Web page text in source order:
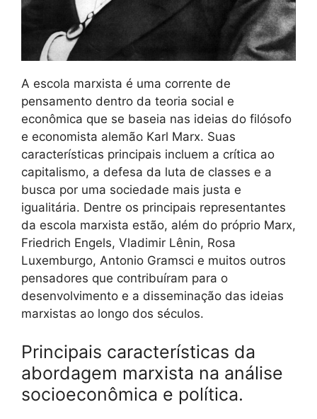
A escola marxista é uma corrente de
pensamento dentro da teoria social e
econômica que se baseia nas ideias do filósofo
e economista alemão Karl Marx. Suas
características principais incluem a crítica ao
capitalismo, a defesa da luta de classes e a
busca por uma sociedade mais justa e
igualitária. Dentre os principais representantes
da escola marxista estão, além do próprio Marx,
Friedrich Engels, Vladimir Lênin, Rosa
Luxemburgo, Antonio Gramsci e muitos outros
pensadores que contribuíram para o
desenvolvimento e a disseminação das ideias
marxistas ao longo dos séculos.
Principais características da
abordagem marxista na análise
socioeconômica e política.